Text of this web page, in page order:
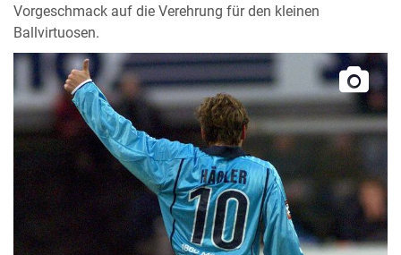
Vorgeschmack auf die Verehrung für den kleinen
Ballvirtuosen.